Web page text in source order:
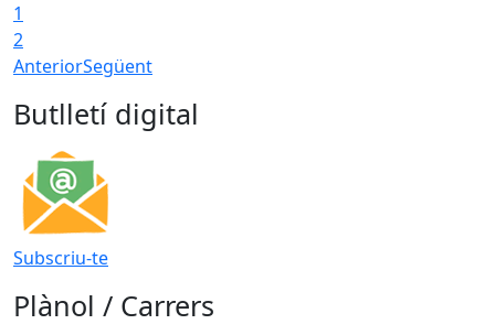
1
2
AnteriorSegüent
Butlletí digital
Subscriu-te
Plànol / Carrers